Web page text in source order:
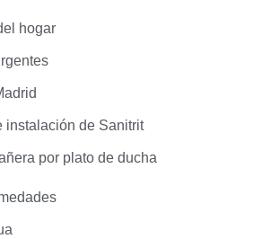
hogar
instalación de Sanitrit
por plato de ducha